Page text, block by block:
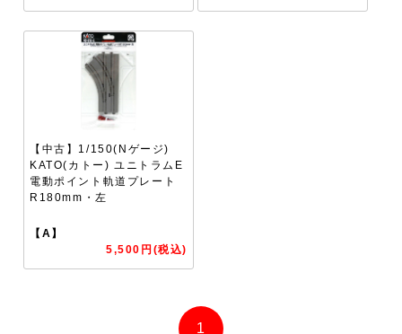
【中古】1/150(Nゲージ)
KATO(カトー) ユニトラムE
電動ポイント軌道プレート
R180mm・左
【A】
5,500円(税込)
1